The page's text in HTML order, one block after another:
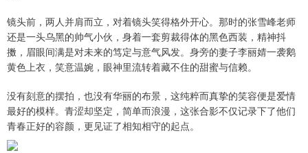
镜头前，两人并肩而立，对着镜头笑得格外开心。那时的张雪峰老师
还是一头乌黑的帅气小伙，身着一套剪裁得体的黑色西装，精神抖
擞，眉眼间满是对未来的笃定与意气风发。身旁的妻子李丽婧一袭鹅
黄色上衣，笑意温婉，眼神里流转着藏不住的甜蜜与信赖。
没有刻意的摆拍，也没有华丽的布景，这纯粹而真挚的笑容便是爱情
最好的模样。青涩却坚定，简单而浪漫，这张合影不仅记录下了他们
青春正好的容颜，更见证了相知相守的起点。